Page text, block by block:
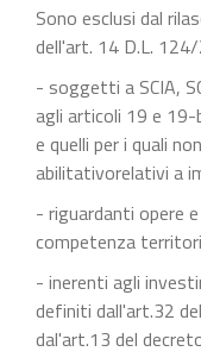
Sono esclusi dal
dell'art. 14 D.L.
- soggetti a SCIA,
agli articoli 19 e
e quelli per i quali
abilitativorelativi a
- riguardanti opere
competenza
- inerenti agli
definiti dall'art.32
dal'art.13 del